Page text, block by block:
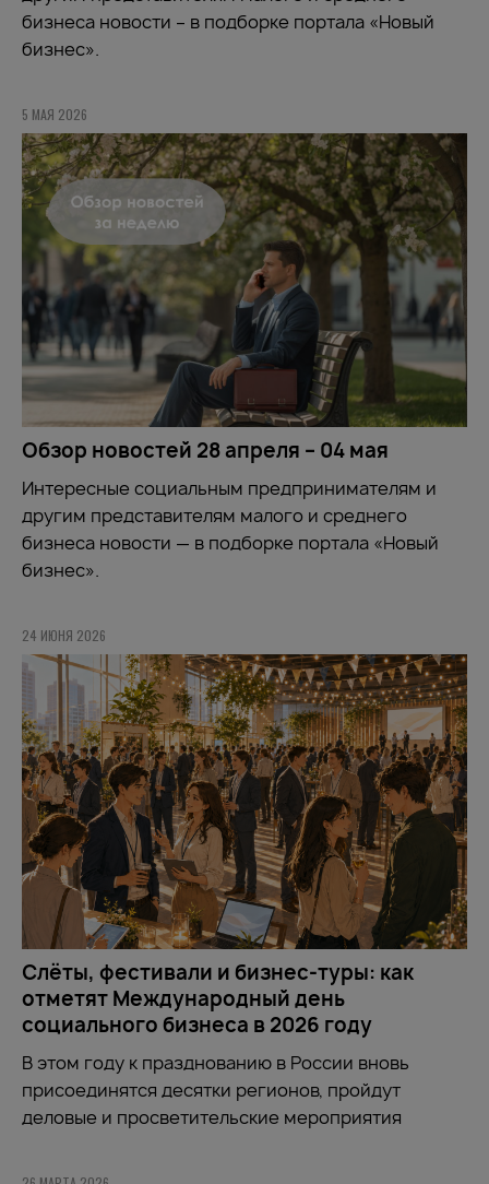
бизнеса новости – в подборке портала «Новый
бизнес».
5 МАЯ 2026
Обзор новостей 28 апреля – 04 мая
Интересные социальным предпринимателям и
другим представителям малого и среднего
бизнеса новости — в подборке портала «Новый
бизнес».
24 ИЮНЯ 2026
Слёты, фестивали и бизнес-туры: как
отметят Международный день
социального бизнеса в 2026 году
В этом году к празднованию в России вновь
присоединятся десятки регионов, пройдут
деловые и просветительские мероприятия